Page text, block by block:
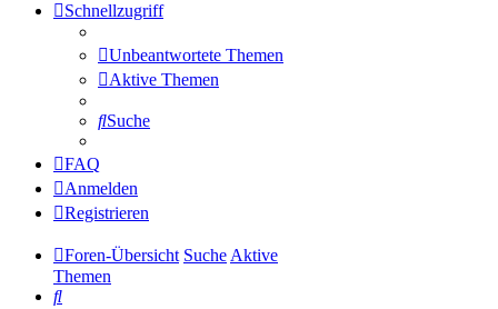
Schnellzugriff
Unbeantwortete Themen
Aktive Themen
Suche
FAQ
Anmelden
Registrieren
Foren-Übersicht SucheAktive
Themen
Suche